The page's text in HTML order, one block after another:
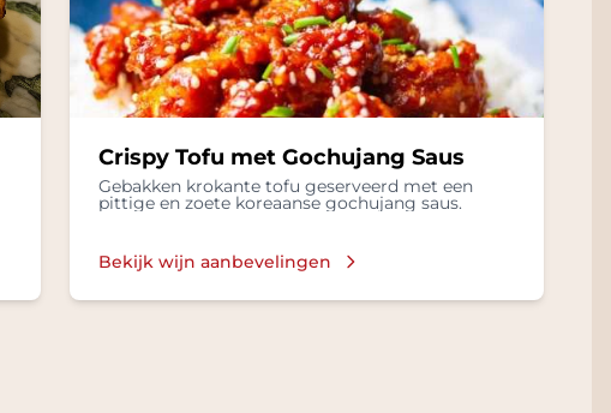
Crispy Tofu met Gochujang Saus
Gebakken krokante tofu geserveerd met een
pittige en zoete koreaanse gochujang saus.
Bekijk wijn aanbevelingen